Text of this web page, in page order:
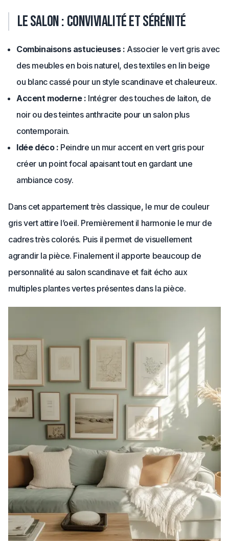
Le salon : convivialité et sérénité
Combinaisons astucieuses : Associer le vert gris avec
des meubles en bois naturel, des textiles en lin beige
ou blanc cassé pour un style scandinave et chaleureux.
Accent moderne : Intégrer des touches de laiton, de
noir ou des teintes anthracite pour un salon plus
contemporain.
Idée déco : Peindre un mur accent en vert gris pour
créer un point focal apaisant tout en gardant une
ambiance cosy.
Dans cet appartement très classique, le mur de couleur
gris vert attire l’oeil. Premièrement il harmonie le mur de
cadres très colorés. Puis il permet de visuellement
agrandir la pièce. Finalement il apporte beaucoup de
personnalité au salon scandinave et fait écho aux
multiples plantes vertes présentes dans la pièce.